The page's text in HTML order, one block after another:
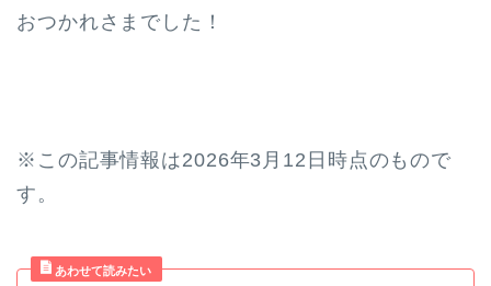
おつかれさまでした！
※この記事情報は2026年3月12日時点のもので
す。